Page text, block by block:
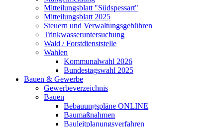
Mitteilungsblatt "Südspessart"
Mitteilungsblatt 2025
Steuern und Verwaltungsgebühren
Trinkwasseruntersuchung
Wald / Forstdienststelle
Wahlen
Kommunalwahl 2026
Bundestagswahl 2025
Bauen & Gewerbe
Gewerbeverzeichnis
Bauen
Bebauungspläne ONLINE
Baumaßnahmen
Bauleitplanungsverfahren